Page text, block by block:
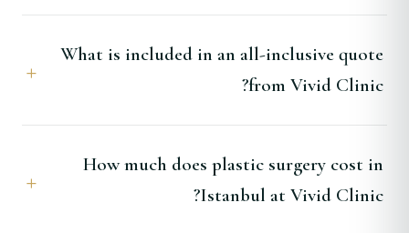
What is included in an all-inclusive quote
from Vivid Clinic?
How much does plastic surgery cost in
Istanbul at Vivid Clinic?